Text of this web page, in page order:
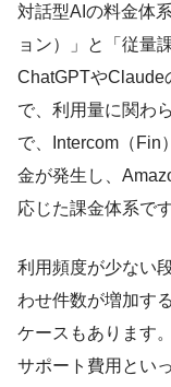
対話型AIの料金体
ョン）」と「従量
ChatGPTやClaude
で、利用量に関わ
で、Intercom（Fin
金が発生し、
応じた課金体系です
利用頻度が少ない
わせ件数が増加す
ケースもあります
サポート費用とい